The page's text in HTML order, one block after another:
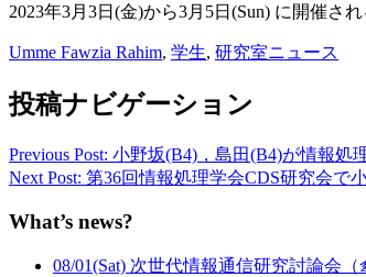
2023年3月3日(金)から3月5日(Sun) に開催さ
Umme Fawzia Rahim, 学生, 研究室ニュース
投稿ナビゲーション
Previous Post: 小野坂(B4)，島田(B4)が情報
Next Post: 第36回情報処理学会CDS研究会で
What’s news?
08/01(Sat) 次世代情報通信研究討論会